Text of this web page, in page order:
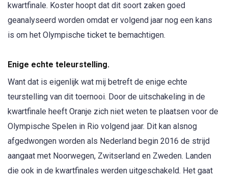
kwartfinale. Koster hoopt dat dit soort zaken goed
geanalyseerd worden omdat er volgend jaar nog een kans
is om het Olympische ticket te bemachtigen.
Enige echte teleurstelling.
Want dat is eigenlijk wat mij betreft de enige echte
teurstelling van dit toernooi. Door de uitschakeling in de
kwartfinale heeft Oranje zich niet weten te plaatsen voor de
Olympische Spelen in Rio volgend jaar. Dit kan alsnog
afgedwongen worden als Nederland begin 2016 de strijd
aangaat met Noorwegen, Zwitserland en Zweden. Landen
die ook in de kwartfinales werden uitgeschakeld. Het gaat